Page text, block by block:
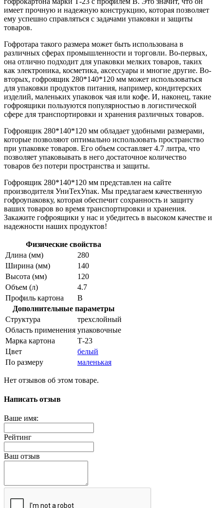
имеет прочную и надежную конструкцию, которая позволяет
ему успешно справляться с задачами упаковки и защиты
товаров.
Гофротара такого размера может быть использована в
различных сферах промышленности и торговли. Во-первых,
она отлично подходит для упаковки мелких товаров, таких
как электроника, косметика, аксессуары и многие другие. Во-
вторых, гофроящик 280*140*120 мм может использоваться
для упаковки продуктов питания, например, кондитерских
изделий, маленьких упаковок чая или кофе. И, наконец, такие
гофроящики пользуются популярностью в логистической
сфере для транспортировки и хранения различных товаров.
Гофроящик 280*140*120 мм обладает удобными размерами,
которые позволяют оптимально использовать пространство
при упаковке товаров. Его объем составляет 4.7 литра, что
позволяет упаковывать в него достаточное количество
товаров без потери пространства и защиты.
Гофроящик 280*140*120 мм представлен на сайте
производителя УниТехУпак. Мы предлагаем качественную
гофроупаковку, которая обеспечит сохранность и защиту
ваших товаров во время транспортировки и хранения.
Закажите гофроящики у нас и убедитесь в высоком качестве и
надежности наших продуктов!
Физические свойства
Длина (мм)
280
Ширина (мм)
140
Высота (мм)
120
Объем (л)
4.7
Профиль картона
В
Дополнительные параметры
Структура
трехслойный
Область применения упаковочные
Марка картона
Т-23
Цвет
белый
По размеру
маленькая
Нет отзывов об этом товаре.
Написать отзыв
Ваше имя:
Рейтинг
Ваш отзыв